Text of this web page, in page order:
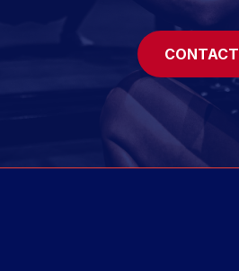
CONTACT